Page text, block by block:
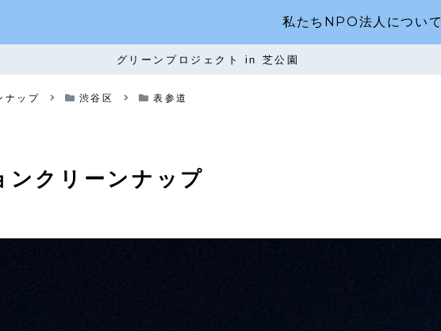
私たちNPO法人について
グリーンプロジェクト in 芝公園
ナップ 渋谷区 表参道
ンクリーンナップ